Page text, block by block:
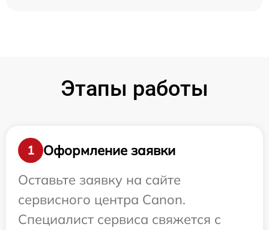
Этапы работы
1
Оформление заявки
Оставьте заявку на сайте
сервисного центра Canon.
Специалист сервиса свяжется с